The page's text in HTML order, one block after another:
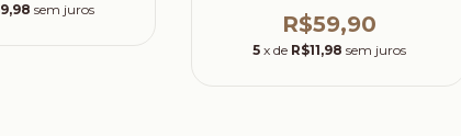
sem juros
R$59,90
5 x de R$11,98 sem juros